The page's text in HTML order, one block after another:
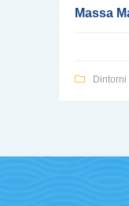
Massa
Dintorni